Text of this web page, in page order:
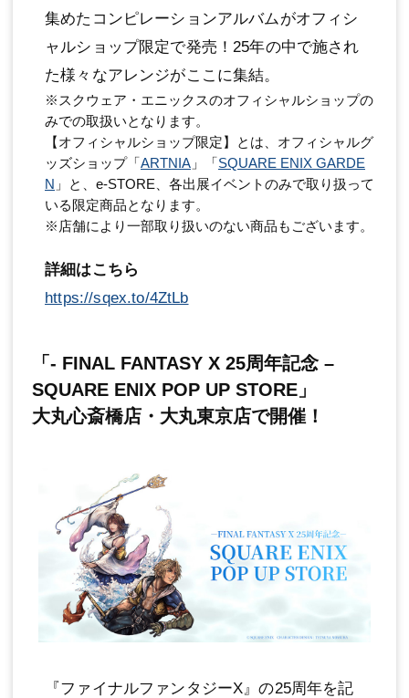
集めたコンピレーションアルバムがオフィシ
ャルショップ限定で発売！25年の中で施され
た様々なアレンジがここに集結。
※スクウェア・エニックスのオフィシャルショップの
みでの取扱いとなります。
【オフィシャルショップ限定】とは、オフィシャルグ
ッズショップ「ARTNIA 」「SQUARE ENIX GARDE
N 」と、e-STORE、各出展イベントのみで取り扱って
いる限定商品となります。
※店舗により一部取り扱いのない商品もございます。
詳細はこちら
https://sqex.to/4ZtLb
「- FINAL FANTASY X 25周年記念 –
SQUARE ENIX POP UP STORE」
大丸心斎橋店・大丸東京店で開催！
『ファイナルファンタジーX』の25周年を記